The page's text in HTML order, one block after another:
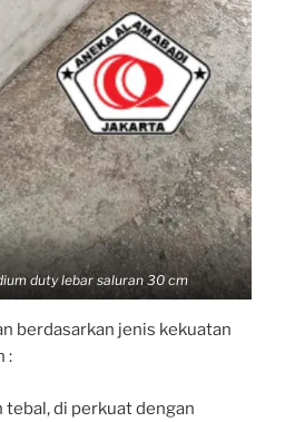
duty lebar saluran 30 cm
berdasarkan jenis kekuatan
:
tebal, di perkuat dengan